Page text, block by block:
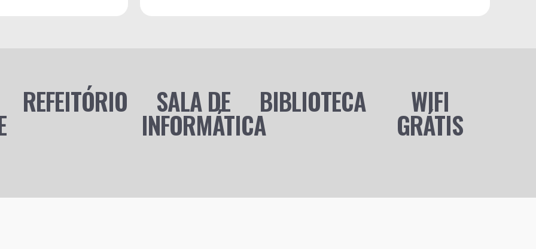
REFEITÓRIO SALA DE
INFORMÁTICA
BIBLIOTECA WIFI
GRÁTIS